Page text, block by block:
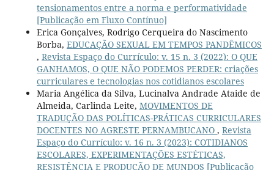
tensionamentos entre a norma e performatividade
[Publicação em Fluxo Contínuo]
Erica Gonçalves, Rodrigo Cerqueira do Nascimento
Borba, EDUCAÇÃO SEXUAL EM TEMPOS PANDÊMICOS
, Revista Espaço do Currículo: v. 15 n. 3 (2022): O QUE
GANHAMOS, O QUE NÃO PODEMOS PERDER: criações
curriculares e tecnologias nos cotidianos escolares
Maria Angélica da Silva, Lucinalva Andrade Ataide de
Almeida, Carlinda Leite, MOVIMENTOS DE
TRADUÇÃO DAS POLÍTICAS-PRÁTICAS CURRICULARES
DOCENTES NO AGRESTE PERNAMBUCANO , Revista
Espaço do Currículo: v. 16 n. 3 (2023): COTIDIANOS
ESCOLARES, EXPERIMENTAÇÕES ESTÉTICAS,
RESISTÊNCIA E PRODUÇÃO DE MUNDOS [Publicação